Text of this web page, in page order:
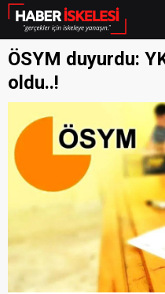
ÖSYM duyurdu:
oldu..!